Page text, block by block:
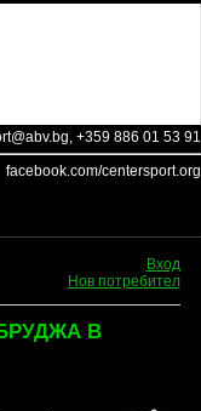
, +359 886 01 53 91
facebook.com/centersport.org
Вход
Нов потребител
В